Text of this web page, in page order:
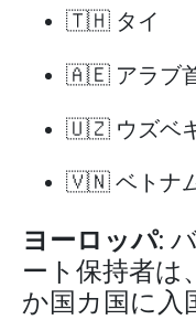
🇹🇭 タイ
🇦🇪 アラブ
🇺🇿 ウズベ
🇻🇳 ベトナ
ヨーロッパ:
ート保持者は
か国カ国に入